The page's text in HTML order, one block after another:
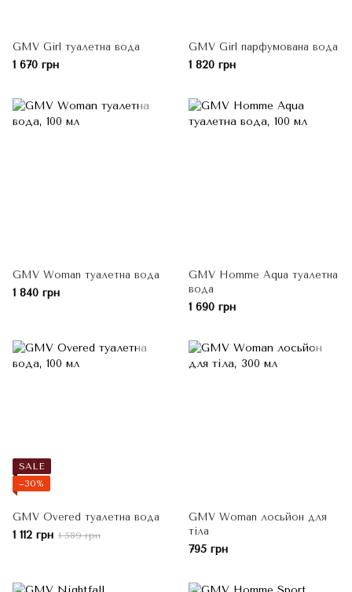
GMV Girl туалетна вода
1 670 грн
GMV Girl парфумована вода
1 820 грн
GMV Woman туалетна вода
1 840 грн
GMV Homme Aqua туалетна
вода
1 690 грн
SALE
−30%
GMV Overed туалетна вода
1 112 грн 1 589 грн
GMV Woman лосьйон для
тіла
795 грн